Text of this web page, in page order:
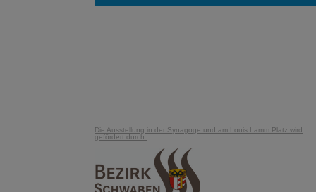
Die Ausstellung in der Synagoge und am Louis Lamm Platz wird
gefördert durch: